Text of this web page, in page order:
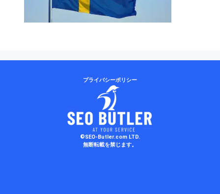
プライバシーポリシー
©SEO-Butler.com LTD.
無断転載を禁じます。